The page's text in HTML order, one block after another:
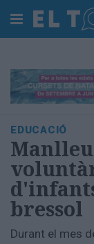
Cerca
Portada
Societat
Política
Municipal
Economia
i
empresa
Cultura
EDUCACIÓ
bressol
Durant el mes